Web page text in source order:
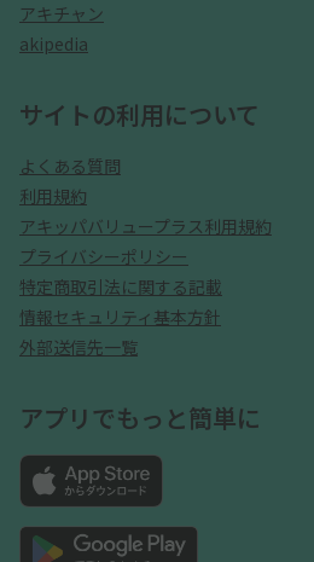
アキチャン
akipedia
サイトの利用について
よくある質問
利用規約
アキッパバリュープラス利用規約
プライバシーポリシー
特定商取引法に関する記載
情報セキュリティ基本方針
外部送信先一覧
アプリでもっと簡単に